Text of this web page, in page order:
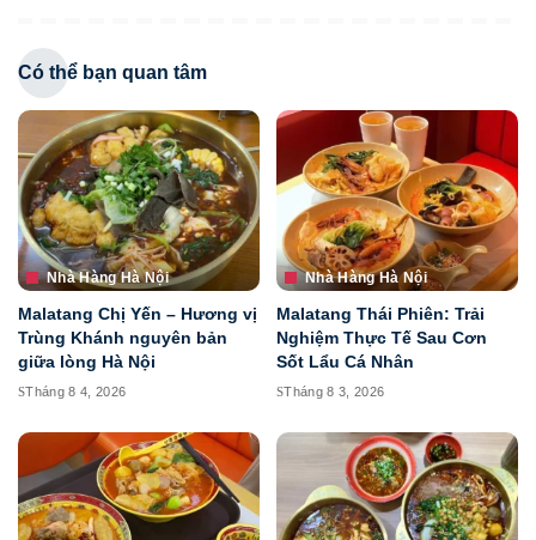
Có thể bạn quan tâm
Nhà Hàng Hà Nội
Malatang Chị Yến – Hương vị
Trùng Khánh nguyên bản
giữa lòng Hà Nội
Tháng 8 4, 2026
Nhà Hàng Hà Nội
Malatang Thái Phiên: Trải
Nghiệm Thực Tế Sau Cơn
Sốt Lẩu Cá Nhân
Tháng 8 3, 2026